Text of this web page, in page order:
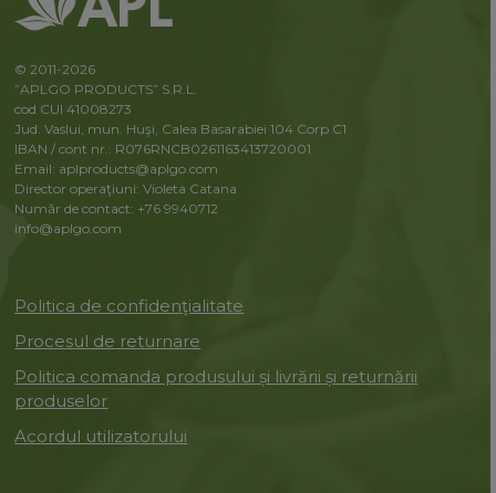
© 2011-2026
”APLGO PRODUCTS” S.R.L.
cod CUI 41008273
Jud. Vaslui, mun. Huşi, Calea Basarabiei 104 Corp C1
IBAN / cont nr.: R076RNCB0261163413720001
Email: aplproducts@aplgo.com
Director operaţiuni: Violeta Сatana
Număr de contact: +76 9940712
info@aplgo.com
Politica de confidenţialitate
Procesul de returnare
Politica comanda produsului și livrării și returnării
produselor
Acordul utilizatorului